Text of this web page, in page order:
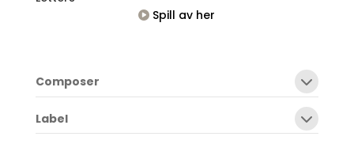
Spill av her
Composer
Label